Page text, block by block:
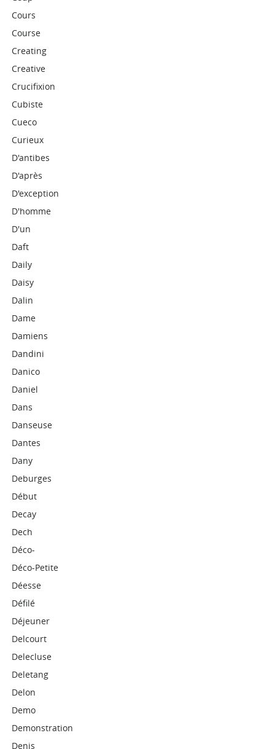
Cours
Course
Creating
Creative
Crucifixion
Cubiste
Cueco
Curieux
D'antibes
D'après
D'exception
D'homme
D'un
Daft
Daily
Daisy
Dalin
Dame
Damiens
Dandini
Danico
Daniel
Dans
Danseuse
Dantes
Dany
Deburges
Début
Decay
Dech
Déco-
Déco-Petite
Déesse
Défilé
Déjeuner
Delcourt
Delecluse
Deletang
Delon
Demo
Demonstration
Denis